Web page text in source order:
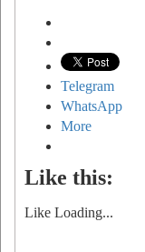
Telegram
WhatsApp
More
Like this:
Like Loading...